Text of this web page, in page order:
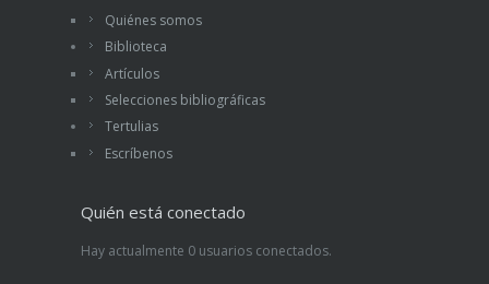
Quiénes somos
Biblioteca
Artículos
Selecciones bibliográficas
Tertulias
Escríbenos
Quién está conectado
Hay actualmente 0 usuarios conectados.